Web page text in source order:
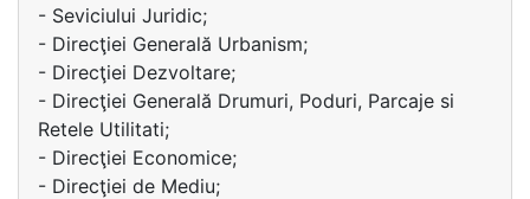
- Seviciului Juridic;
- Direcţiei Generală Urbanism;
- Direcţiei Dezvoltare;
- Direcţiei Generală Drumuri, Poduri, Parcaje si
Retele Utilitati;
- Direcţiei Economice;
- Direcţiei de Mediu;